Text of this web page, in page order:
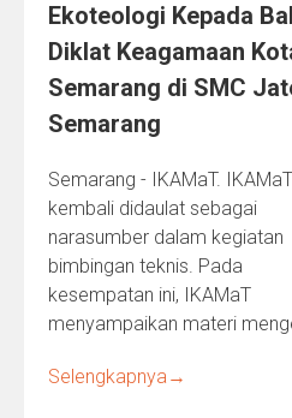
Ekoteologi Kepada
Diklat Keagamaan
Semarang di SMC
Semarang
Semarang - IKAMaT. IKAMaT
kembali didaulat sebagai
narasumber dalam kegiatan
bimbingan teknis. Pada
kesempatan ini, IKAMaT
menyampaikan materi
Selengkapnya→